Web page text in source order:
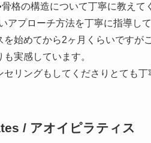
骨格の構造について丁寧に教え
アプローチ方法を丁寧に指導し
を始めてから2ヶ月くらいです
も実感しています。
セリングもしてくださりとても
/ アオイピラティス